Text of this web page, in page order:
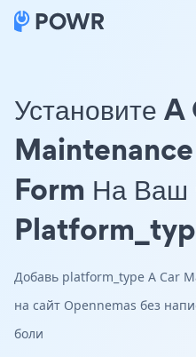
Установите
Form На Ваш
Добавь platform_type A Car
на сайт Opennemas без
боли